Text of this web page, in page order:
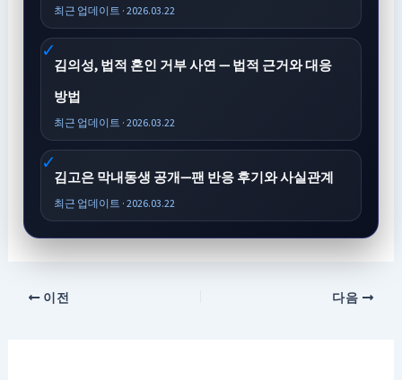
최근 업데이트 · 2026.03.22
김의성, 법적 혼인 거부 사연 — 법적 근거와 대응
방법
최근 업데이트 · 2026.03.22
김고은 막내동생 공개—팬 반응 후기와 사실관계
최근 업데이트 · 2026.03.22
이전 다음